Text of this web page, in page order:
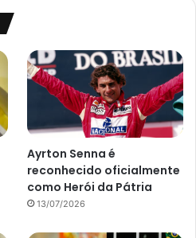
Ayrton Senna é
reconhecido oficialmente
como Herói da Pátria
13/07/2026